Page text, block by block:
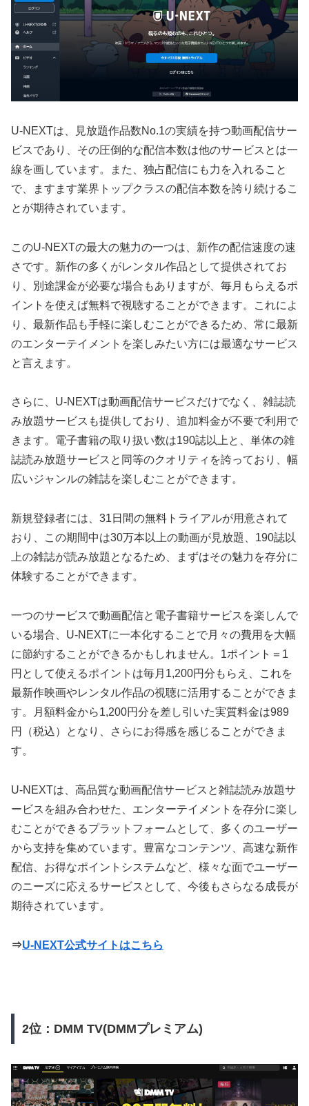
U-NEXTは、見放題作品数No.1の実績を持つ動画配信サー
ビスであり、その圧倒的な配信本数は他のサービスとは一
線を画しています。また、独占配信にも力を入れること
で、ますます業界トップクラスの配信本数を誇り続けるこ
とが期待されています。
このU-NEXTの最大の魅力の一つは、新作の配信速度の速
さです。新作の多くがレンタル作品として提供されてお
り、別途課金が必要な場合もありますが、毎月もらえるポ
イントを使えば無料で視聴することができます。これによ
り、最新作品も手軽に楽しむことができるため、常に最新
のエンターテイメントを楽しみたい方には最適なサービス
と言えます。
さらに、U-NEXTは動画配信サービスだけでなく、雑誌読
み放題サービスも提供しており、追加料金が不要で利用で
きます。電子書籍の取り扱い数は190誌以上と、単体の雑
誌読み放題サービスと同等のクオリティを誇っており、幅
広いジャンルの雑誌を楽しむことができます。
新規登録者には、31日間の無料トライアルが用意されて
おり、この期間中は30万本以上の動画が見放題、190誌以
上の雑誌が読み放題となるため、まずはその魅力を存分に
体験することができます。
一つのサービスで動画配信と電子書籍サービスを楽しんで
いる場合、U-NEXTに一本化することで月々の費用を大幅
に節約することができるかもしれません。1ポイント＝1
円として使えるポイントは毎月1,200円分もらえ、これを
最新作映画やレンタル作品の視聴に活用することができま
す。月額料金から1,200円分を差し引いた実質料金は989
円（税込）となり、さらにお得感を感じることができま
す。
U-NEXTは、高品質な動画配信サービスと雑誌読み放題サ
ービスを組み合わせた、エンターテイメントを存分に楽し
むことができるプラットフォームとして、多くのユーザー
から支持を集めています。豊富なコンテンツ、高速な新作
配信、お得なポイントシステムなど、様々な面でユーザー
のニーズに応えるサービスとして、今後もさらなる成長が
期待されています。
⇒U-NEXT公式サイトはこちら
2位：DMM TV(DMMプレミアム)